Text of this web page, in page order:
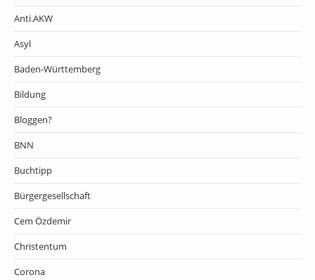
Anti.AKW
Asyl
Baden-Württemberg
Bildung
Bloggen?
BNN
Buchtipp
Bürgergesellschaft
Cem Özdemir
Christentum
Corona